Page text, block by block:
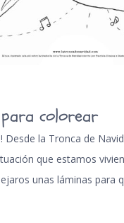
colorear
Desde la Tronca de
que estamos
unas láminas para